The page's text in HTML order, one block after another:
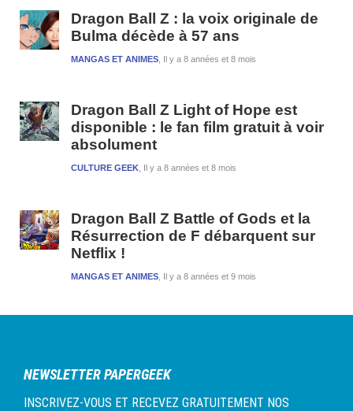
Dragon Ball Z : la voix originale de
Bulma décède à 57 ans
Il y a 8 années et 8 mois
MANGAS ET ANIMES
Dragon Ball Z Light of Hope est
disponible : le fan film gratuit à voir
absolument
Il y a 8 années et 8 mois
CULTURE GEEK
Dragon Ball Z Battle of Gods et la
Résurrection de F débarquent sur
Netflix !
Il y a 8 années et 9 mois
MANGAS ET ANIMES
NEWSLETTER PAPERGEEK
INSCRIVEZ-VOUS ET RECEVEZ GRATUITEMENT NOS